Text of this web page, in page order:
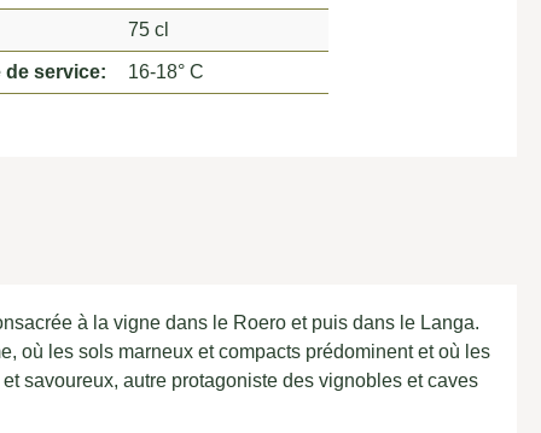
75 cl
de service: 16-18° C
à la vigne dans le Roero et puis dans le Langa.
où les sols marneux et compacts prédominent et où les
savoureux, autre protagoniste des vignobles et caves